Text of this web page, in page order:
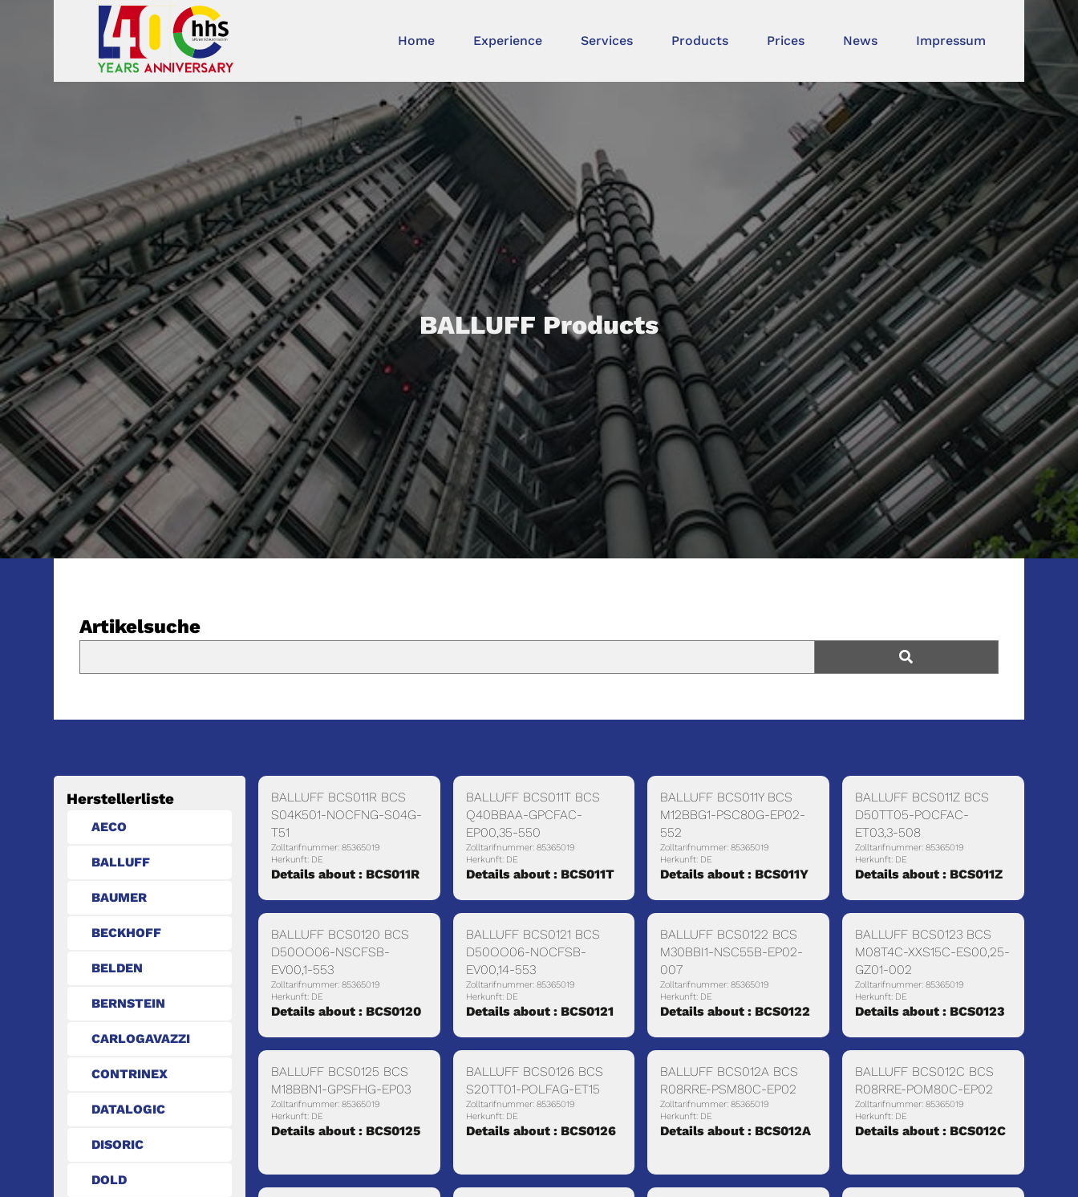
Home Experience Services Products Prices News Impressum
BALLUFF Products
Artikelsuche
Herstellerliste
AECO
BALLUFF
BAUMER
BECKHOFF
BELDEN
BERNSTEIN
CARLOGAVAZZI
CONTRINEX
DATALOGIC
DISORIC
DOLD
BALLUFF BCS011R BCS
S04K501-NOCFNG-S04G-
T51
Zolltarifnummer: 85365019
Herkunft: DE
Details about : BCS011R
BALLUFF BCS011T BCS
Q40BBAA-GPCFAC-
EP00,35-550
Zolltarifnummer: 85365019
Herkunft: DE
Details about : BCS011T
BALLUFF BCS011Y BCS
M12BBG1-PSC80G-EP02-
552
Zolltarifnummer: 85365019
Herkunft: DE
Details about : BCS011Y
BALLUFF BCS011Z BCS
D50TT05-POCFAC-
ET03,3-508
Zolltarifnummer: 85365019
Herkunft: DE
Details about : BCS011Z
BALLUFF BCS0120 BCS
D50OO06-NSCFSB-
EV00,1-553
Zolltarifnummer: 85365019
Herkunft: DE
Details about : BCS0120
BALLUFF BCS0121 BCS
D50OO06-NOCFSB-
EV00,14-553
Zolltarifnummer: 85365019
Herkunft: DE
Details about : BCS0121
BALLUFF BCS0122 BCS
M30BBI1-NSC55B-EP02-
007
Zolltarifnummer: 85365019
Herkunft: DE
Details about : BCS0122
BALLUFF BCS0123 BCS
M08T4C-XXS15C-ES00,25-
GZ01-002
Zolltarifnummer: 85365019
Herkunft: DE
Details about : BCS0123
BALLUFF BCS0125 BCS
M18BBN1-GPSFHG-EP03
Zolltarifnummer: 85365019
Herkunft: DE
Details about : BCS0125
BALLUFF BCS0126 BCS
S20TT01-POLFAG-ET15
Zolltarifnummer: 85365019
Herkunft: DE
Details about : BCS0126
BALLUFF BCS012A BCS
R08RRE-PSM80C-EP02
Zolltarifnummer: 85365019
Herkunft: DE
Details about : BCS012A
BALLUFF BCS012C BCS
R08RRE-POM80C-EP02
Zolltarifnummer: 85365019
Herkunft: DE
Details about : BCS012C